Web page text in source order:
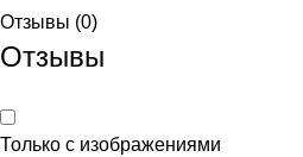
Отзывы (0)
Отзывы
Только с изображениями